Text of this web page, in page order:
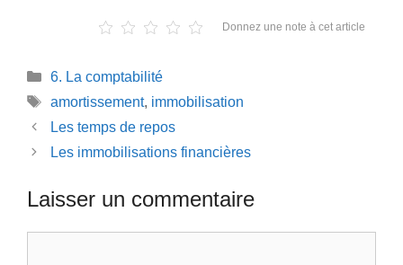
Donnez une note à cet article
Catégories
6. La comptabilité
Étiquettes
amortissement, immobilisation
Les temps de repos
Les immobilisations financières
Laisser un commentaire